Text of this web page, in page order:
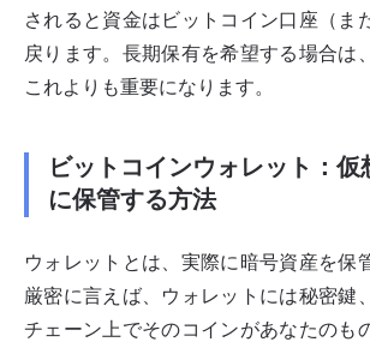
されると資金はビットコイン口座（ま
戻ります。長期保有を希望する場合は
これよりも重要になります。
ビットコインウォレット：仮
に保管する方法
ウォレットとは、実際に暗号資産を保
厳密に言えば、ウォレットには秘密鍵
チェーン上でそのコインがあなたのも